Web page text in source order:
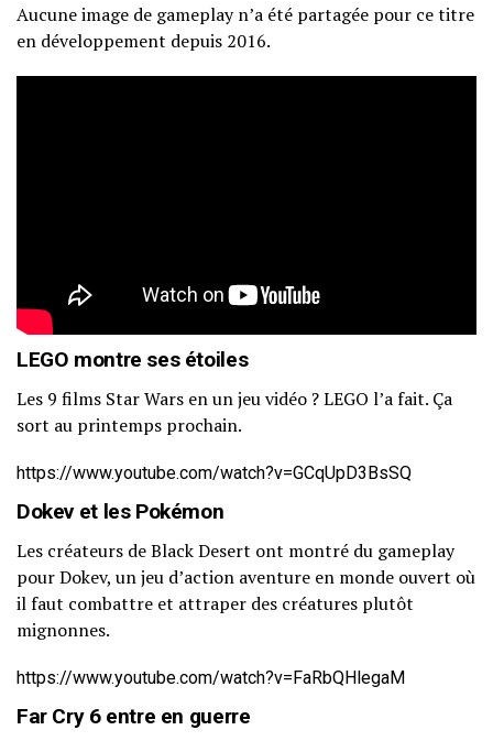
Aucune image de gameplay n’a été partagée pour ce titre
en développement depuis 2016.
LEGO montre ses étoiles
Les 9 films Star Wars en un jeu vidéo ? LEGO l’a fait. Ça
sort au printemps prochain.
https://www.youtube.com/watch?v=GCqUpD3BsSQ
Dokev et les Pokémon
Les créateurs de Black Desert ont montré du gameplay
pour Dokev, un jeu d’action aventure en monde ouvert où
il faut combattre et attraper des créatures plutôt
mignonnes.
https://www.youtube.com/watch?v=FaRbQHlegaM
Far Cry 6 entre en guerre